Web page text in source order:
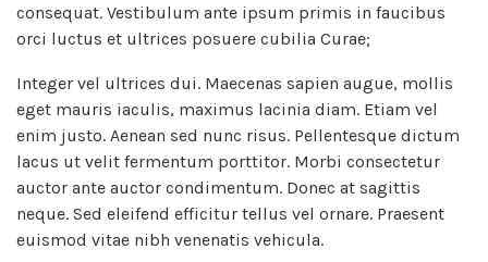
consequat. Vestibulum ante ipsum primis in faucibus
orci luctus et ultrices posuere cubilia Curae;
Integer vel ultrices dui. Maecenas sapien augue, mollis
eget mauris iaculis, maximus lacinia diam. Etiam vel
enim justo. Aenean sed nunc risus. Pellentesque dictum
lacus ut velit fermentum porttitor. Morbi consectetur
auctor ante auctor condimentum. Donec at sagittis
neque. Sed eleifend efficitur tellus vel ornare. Praesent
euismod vitae nibh venenatis vehicula.